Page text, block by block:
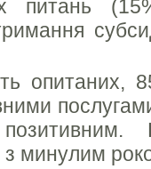
питань
опитаних,
з минулим